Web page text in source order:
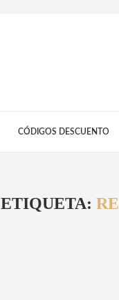
CÓDIGOS DESCUENTO
ETIQUETA: